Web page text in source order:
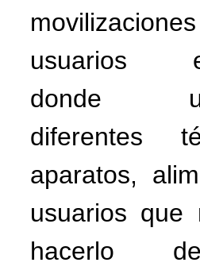
usuarios
donde
diferentes
aparatos,
usuarios que
hacerlo